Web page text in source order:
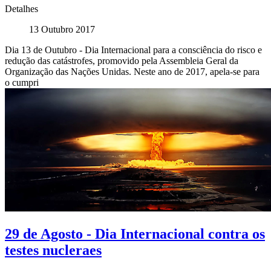
Detalhes
13 Outubro 2017
Dia 13 de Outubro - Dia Internacional para a consciência do risco e
redução das catástrofes, promovido pela Assembleia Geral da
Organização das Nações Unidas. Neste ano de 2017, apela-se para
o cumpri
29 de Agosto - Dia Internacional contra os
testes nucleraes